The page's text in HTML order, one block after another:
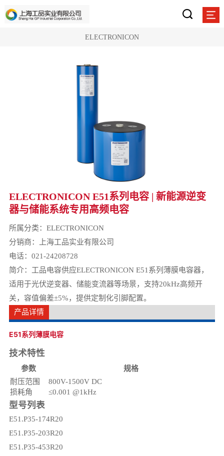
ELECTRONICON
ELECTRONICON E51系列电容 | 新能源逆变
器与储能系统专用高频电容
所属分类： ELECTRONICON
分销商：上海工品实业有限公司
电话：021-24208728
简介：工品电容供应ELECTRONICON E51系列薄膜电容器，
适用于光伏逆变器、储能变流器等场景，支持20kHz高频开
关，容值偏差±5%，提供定制化引脚配置。
产品详情
E51系列薄膜电容
技术特性
参数
规格
耐压范围
800V-1500V DC
损耗角
≤0.001 @1kHz
型号列表
E51.P35-174R20
E51.P35-203R20
E51.P35-453R20